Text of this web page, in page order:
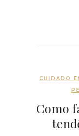
CUIDADO
Como